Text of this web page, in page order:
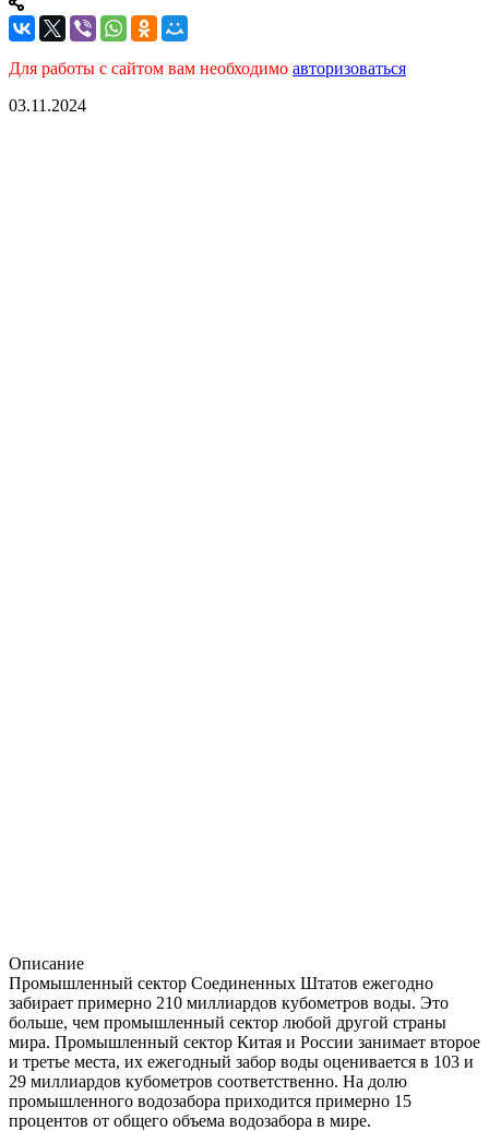
Для работы с сайтом вам необходимо авторизоваться
03.11.2024
Описание
Промышленный сектор Соединенных Штатов ежегодно
забирает примерно 210 миллиардов кубометров воды. Это
больше, чем промышленный сектор любой другой страны
мира. Промышленный сектор Китая и России занимает второе
и третье места, их ежегодный забор воды оценивается в 103 и
29 миллиардов кубометров соответственно. На долю
промышленного водозабора приходится примерно 15
процентов от общего объема водозабора в мире.